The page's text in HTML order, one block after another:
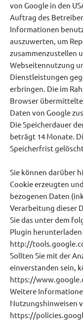
von Google in den
Auftrag des
Informationen
auszuwerten, um
zusammenzustellen
Webseitennutzung
Dienstleistungen
erbringen. Die im
Browser
Daten von Google
Die Speicherdauer
beträgt 14 Monate.
Speicherfrist
Sie können darüber
Cookie erzeugten
bezogenen Daten
Verarbeitung dieser
Sie das unter dem
Plugin
http://
Sollten Sie mit der
einverstanden sein,
https://
Weitere
Nutzungshinweisen
https://